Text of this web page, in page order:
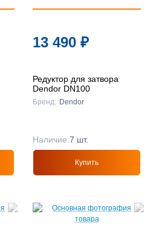
13 490 ₽
Редуктор для затвора
Dendor DN100
Бренд: Dendor
Наличие:7 шт.
Купить